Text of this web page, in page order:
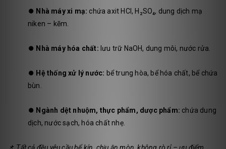
⏺️ Nhà máy xi mạ: chứa axit HCl, H₂SO₄, dung dịch mạ
niken – kẽm.
⏺️ Nhà máy hóa chất: lưu trữ NaOH, dung môi, nước rửa.
⏺️ Hệ thống xử lý nước: bể trung hòa, bể hóa chất, bể chứa
bùn.
⏺️ Ngành dệt nhuộm, thực phẩm, dược phẩm: chứa dung
dịch, nước sạch, hóa chất nhẹ.
📌 Tất cả đều yêu cầu bể kín, chịu ăn mòn, không rò rỉ – ưu điểm